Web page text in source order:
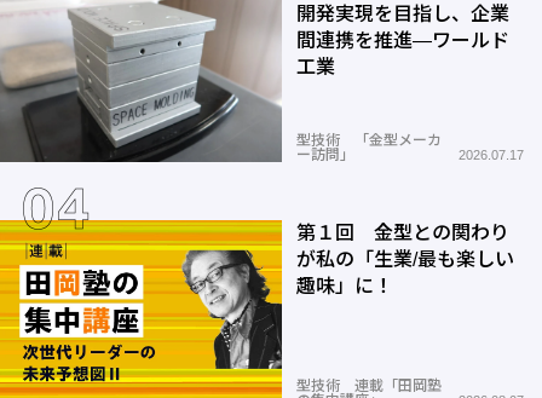
開発実現を目指し、企業
間連携を推進―ワールド
工業
型技術 「金型メーカ
ー訪問」
2026.07.17
第１回 金型との関わり
が私の「生業/最も楽しい
趣味」に！
型技術 連載「田岡塾